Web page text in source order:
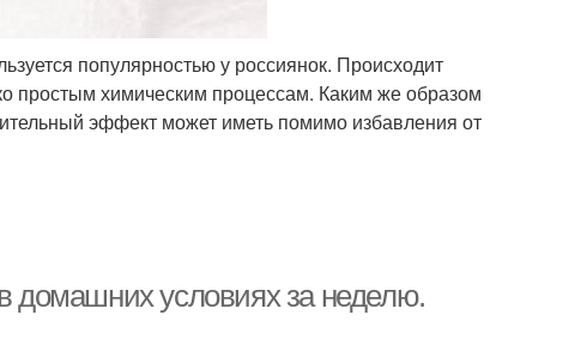
популярностью у россиянок. Происходит
простым химическим процессам. Каким же образом
эффект может иметь помимо избавления от
домашних условиях за неделю.